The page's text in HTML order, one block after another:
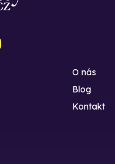
O nás
Blog
Kontakt